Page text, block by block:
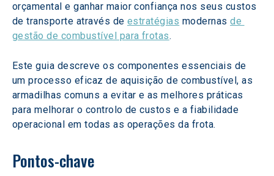
orçamental e ganhar maior confiança nos seus custos
de transporte através de estratégias modernas de
gestão de combustível para frotas.
Este guia descreve os componentes essenciais de
um processo eficaz de aquisição de combustível, as
armadilhas comuns a evitar e as melhores práticas
para melhorar o controlo de custos e a fiabilidade
operacional em todas as operações da frota.
Pontos-chave